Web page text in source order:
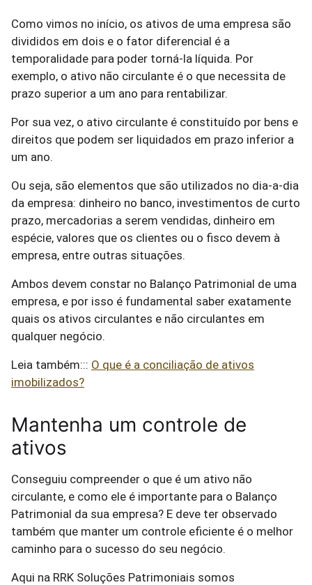
Como vimos no início, os ativos de uma empresa são
divididos em dois e o fator diferencial é a
temporalidade para poder torná-la líquida. Por
exemplo, o ativo não circulante é o que necessita de
prazo superior a um ano para rentabilizar.
Por sua vez, o ativo circulante é constituído por bens e
direitos que podem ser liquidados em prazo inferior a
um ano.
Ou seja, são elementos que são utilizados no dia-a-dia
da empresa: dinheiro no banco, investimentos de curto
prazo, mercadorias a serem vendidas, dinheiro em
espécie, valores que os clientes ou o fisco devem à
empresa, entre outras situações.
Ambos devem constar no Balanço Patrimonial de uma
empresa, e por isso é fundamental saber exatamente
quais os ativos circulantes e não circulantes em
qualquer negócio.
Leia também::: O que é a conciliação de ativos
imobilizados?
Mantenha um controle de
ativos
Conseguiu compreender o que é um ativo não
circulante, e como ele é importante para o Balanço
Patrimonial da sua empresa? E deve ter observado
também que manter um controle eficiente é o melhor
caminho para o sucesso do seu negócio.
Aqui na RRK Soluções Patrimoniais somos